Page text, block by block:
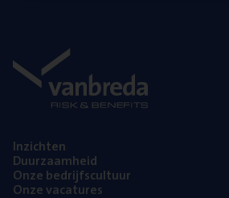
Inzich­ten
Duur­zaam­heid
Onze bedrijfs­cul­tuur
Onze vaca­tu­res